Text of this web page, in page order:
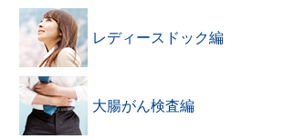
レディースドック編
大腸がん検査編